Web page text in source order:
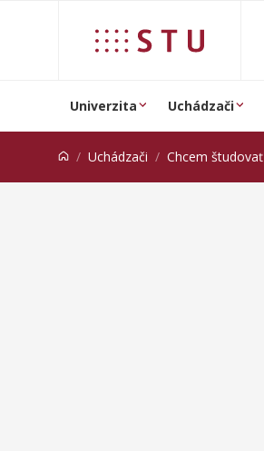
Univerzita Uchádzači
Uchádzači Chcem študovať